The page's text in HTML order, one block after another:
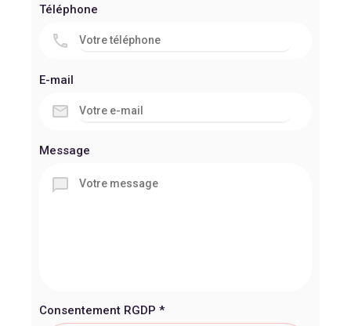
Téléphone
E-mail
Message
Consentement RGDP *